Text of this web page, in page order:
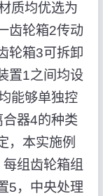
质均优选为
齿轮箱2传动
轮箱3可拆卸
置1之间均设
能够单独控
器4的种类
，本实施例
组齿轮箱组
5，中央处理